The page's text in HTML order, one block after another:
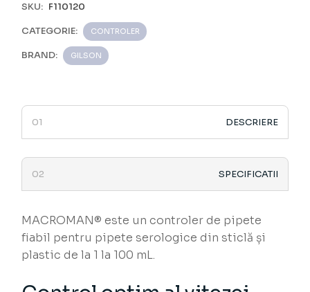
SKU: F110120
CATEGORIE: CONTROLER
BRAND: GILSON
DESCRIERE
SPECIFICATII
MACROMAN® este un controler de pipete
fiabil pentru pipete serologice din sticlă și
plastic de la 1 la 100 mL.